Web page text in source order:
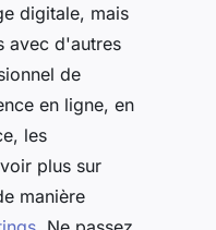
digitale, mais
avec d'autres
de
en ligne, en
les
plus sur
manière